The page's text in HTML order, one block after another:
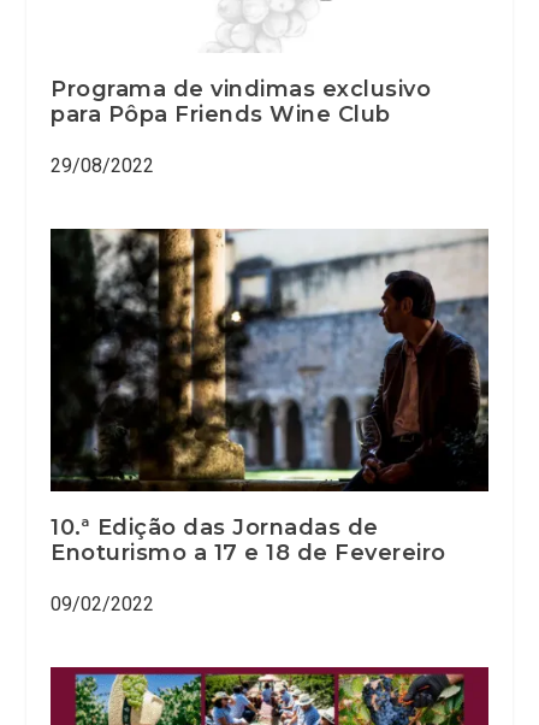
Programa de vindimas exclusivo
para Pôpa Friends Wine Club
29/08/2022
10.ª Edição das Jornadas de
Enoturismo a 17 e 18 de Fevereiro
09/02/2022